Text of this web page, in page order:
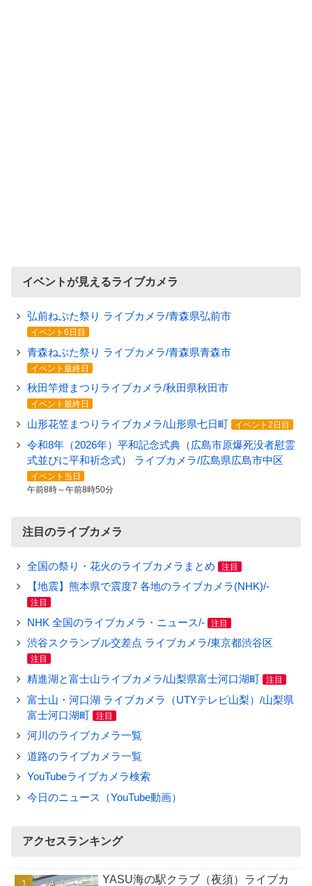
イベントが見えるライブカメラ
弘前ねぷた祭り ライブカメラ/青森県弘前市
イベント6日目
青森ねぶた祭り ライブカメラ/青森県青森市
イベント最終日
秋田竿燈まつりライブカメラ/秋田県秋田市
イベント最終日
山形花笠まつりライブカメラ/山形県七日町 イベント2日目
令和8年（2026年）平和記念式典（広島市原爆死没者慰霊
式並びに平和祈念式） ライブカメラ/広島県広島市中区
イベント当日
午前8時～午前8時50分
注目のライブカメラ
全国の祭り・花火のライブカメラまとめ 注目
【地震】熊本県で震度7 各地のライブカメラ(NHK)/-
注目
NHK 全国のライブカメラ・ニュース/- 注目
渋谷スクランブル交差点 ライブカメラ/東京都渋谷区
注目
精進湖と富士山ライブカメラ/山梨県富士河口湖町 注目
富士山・河口湖 ライブカメラ（UTYテレビ山梨）/山梨県
富士河口湖町
注目
河川のライブカメラ一覧
道路のライブカメラ一覧
YouTubeライブカメラ検索
今日のニュース（YouTube動画）
アクセスランキング
YASU海の駅クラブ（夜須）ライブカ